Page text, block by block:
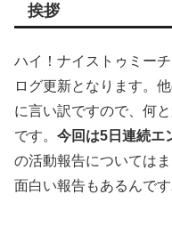
挨拶
ハイ！ナイストゥミー
ログ更新となります。
に言い訳ですので、何
です。 今回は5日連続エ
の活動報告については
面白い報告もあるんで